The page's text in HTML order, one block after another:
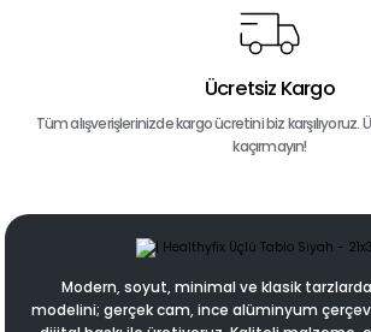
Ücretsiz Kargo
Tüm alışverişlerinizde kargo ücretini biz karşılıyoruz.
kaçırmayın!
Modern, soyut, minimal ve klasik
modelini; gerçek cam, ince alüminyum